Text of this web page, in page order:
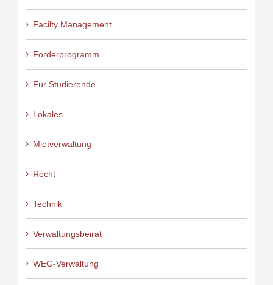
Facilty Management
Förderprogramm
Für Studierende
Lokales
Mietverwaltung
Recht
Technik
Verwaltungsbeirat
WEG-Verwaltung